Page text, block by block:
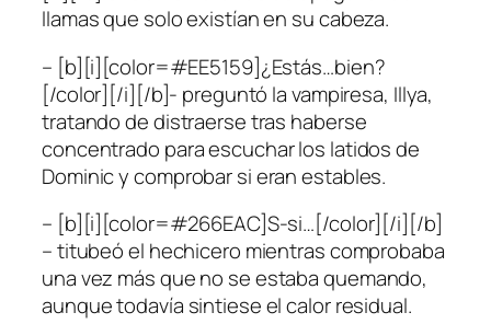
llamas que solo existían en su cabeza.
– [b][i][color=#EE5159]¿Estás…bien?
[/color][/i][/b]- preguntó la vampiresa, Illya,
tratando de distraerse tras haberse
concentrado para escuchar los latidos de
Dominic y comprobar si eran estables.
– [b][i][color=#266EAC]S-si…[/color][/i][/b]
– titubeó el hechicero mientras comprobaba
una vez más que no se estaba quemando,
aunque todavía sintiese el calor residual.